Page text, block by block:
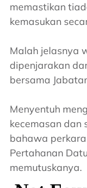
memastikan
kemasukan
Malah jelasnya
dipenjarakan
bersama
Menyentuh
kecemasan dan
bahawa
Pertahanan
memutuskanya.